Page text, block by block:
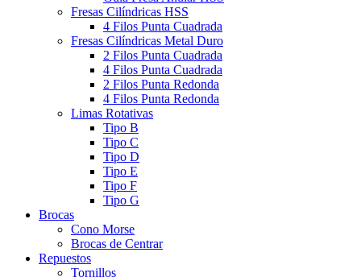
Fresas Cilíndricas HSS
4 Filos Punta Cuadrada
Fresas Cilíndricas Metal Duro
2 Filos Punta Cuadrada
4 Filos Punta Cuadrada
2 Filos Punta Redonda
4 Filos Punta Redonda
Limas Rotativas
Tipo B
Tipo C
Tipo D
Tipo E
Tipo F
Tipo G
Brocas
Cono Morse
Brocas de Centrar
Repuestos
Tornillos